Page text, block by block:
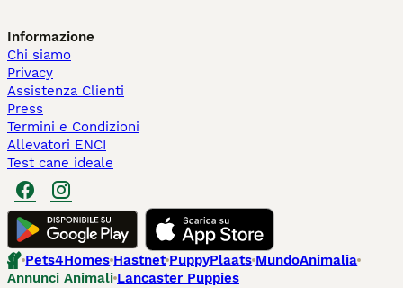
Informazione
Chi siamo
Privacy
Assistenza Clienti
Press
Termini e Condizioni
Allevatori ENCI
Test cane ideale
Pets4Homes Hastnet PuppyPlaats MundoAnimalia
Annunci Animali Lancaster Puppies